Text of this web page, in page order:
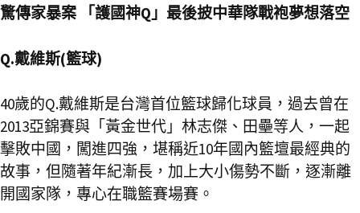
驚傳家暴案 「護國神Q」最後披中華隊戰袍夢想落空
Q.戴維斯(籃球)
40歲的Q.戴維斯是台灣首位籃球歸化球員，過去曾在
2013亞錦賽與「黃金世代」林志傑、田壘等人，一起
擊敗中國，闖進四強，堪稱近10年國內籃壇最經典的
故事，但隨著年紀漸長，加上大小傷勢不斷，逐漸離
開國家隊，專心在職籃賽場賽。